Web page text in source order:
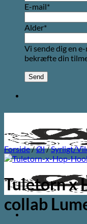
E-mail*
Alder*
Vi sende dig en
bekræfte din
Forside/Øl/Syrligt/
Tuletorn x
collab